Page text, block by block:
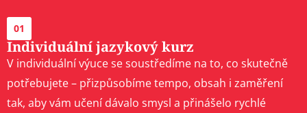
01
Individuální jazykový kurz​
V individuální výuce se soustředíme na to, co skutečně
potřebujete – přizpůsobíme tempo, obsah i zaměření
tak, aby vám učení dávalo smysl a přinášelo rychlé